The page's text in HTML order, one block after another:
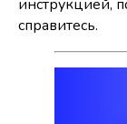
инструкцией,
справитесь.